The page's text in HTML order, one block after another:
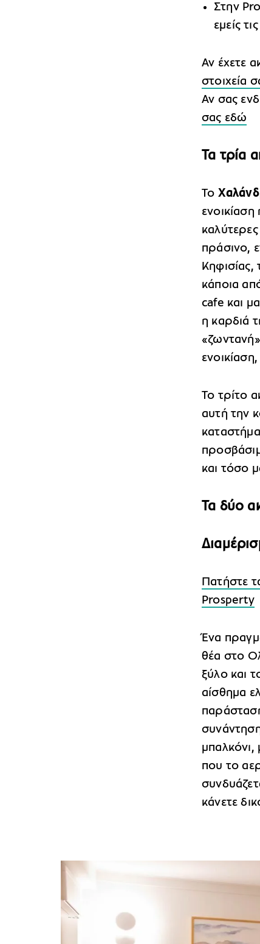
Στην
εμείς
Αν έχετε
στοιχεία
Αν σας
σας εδώ
Τα τρία
Το
πράσινο,
κάποια
cafe και
η καρδιά
Το τρίτο
αυτή την
και τόσο
Τα δύο
Πατήστε
Prosperty
Ένα
θέα στο
ξύλο και
αίσθημα
μπαλκόνι,
που το
κάνετε